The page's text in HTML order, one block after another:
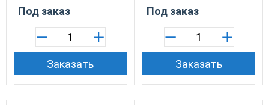
Под заказ
Заказать
Под заказ
Заказать